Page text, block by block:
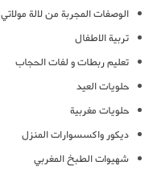
الوصفات المجربة من لالة مولاتي
تربية الاطفال
تعليم ربطات و لفات الحجاب
حلويات العيد
حلويات مغربية
ديكور واكسسوارات المنزل
شهيوات الطبخ المغربي